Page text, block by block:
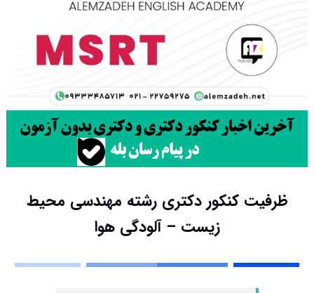
ظرفیت کنکور دکتری رشته مهندسی محیط
زیست – آلودگی هوا